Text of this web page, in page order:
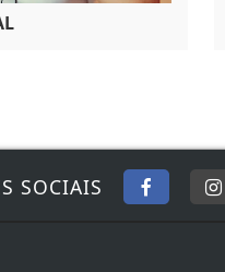
SOCIAIS